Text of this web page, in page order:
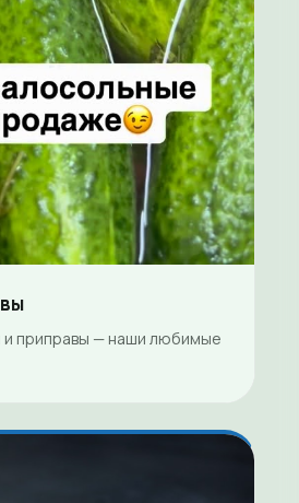
и приправы — наши любимые